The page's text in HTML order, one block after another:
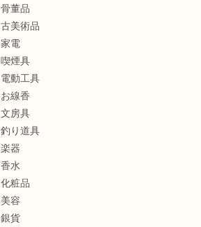
骨董品
古美術品
家電
喫煙具
電動工具
お線香
文房具
釣り道具
楽器
香水
化粧品
美容
銀貨